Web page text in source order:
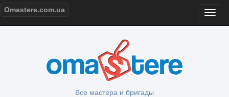
Omastere.com.ua
Все мастера и бригады